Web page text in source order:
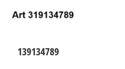
139134789